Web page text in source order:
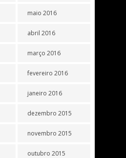
maio 2016
abril 2016
março 2016
fevereiro 2016
janeiro 2016
dezembro 2015
novembro 2015
outubro 2015